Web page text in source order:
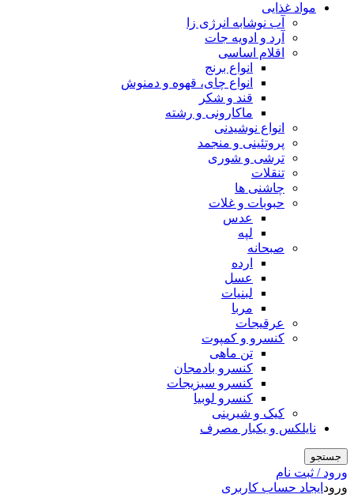
مواد غذایی
آب نوشابه انرژی زا
آرد و ادویه جات
اقلام اساسی
انواع برنج
انواع چای، قهوه و دمنوش
قند و شکر
ماکارونی و رشته
انواع نوشیدنی
پروتئینی و منجمد
ترشی و شوری
تنقلات
چاشنی ها
حبوبات و غلات
عدس
لپه
صبحانه
ارده
عسل
لبنیات
مربا
عرقیجات
کنسرو و کمپوت
تن ماهی
کنسرو بادمجان
کنسرو سبزیجات
کنسرو لوبیا
کیک و شیرینی
نایلکس و یکبار مصرف
جستجو
ورود / ثبت نام
ورود ایجاد حساب کاربری